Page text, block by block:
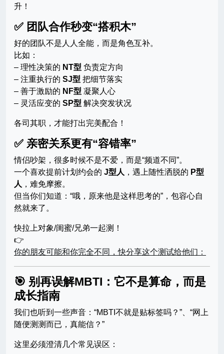
升！
✅ 团队合作秒变“搭积木”
好的团队不是人人全能，而是角色互补。
比如：
– 理性决策的 NT型 负责定方向
– 注重执行的 SJ型 把细节落实
– 善于激励的 NF型 凝聚人心
– 灵活应变的 SP型 解决突发状况
各司其职，才能打出完美配合！
✅ 亲密关系更有“容错率”
情侣吵架，很多时候不是不爱，而是“频道不同”。
一个喜欢提前计划约会的 J型人 ，遇上随性洒脱的 P型
人 ，难免摩擦。
但当你们知道：“哦，原来他是这样思考的”，包容心自
然就来了。
快拉上对象/闺蜜/兄弟一起测！
👉
你的朋友可能和你完全不同，快分享这个测试给他们：
🎯 别再误解MBTI：它不是算命，而是
成长指南
我们也听到一些声音：“MBTI不就是贴标签吗？”、“网上
随便测测而已，真能信？”
这里必须澄清几个常见误区：